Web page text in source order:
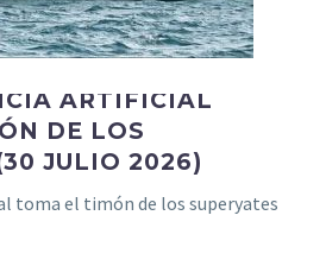
ARTIFICIAL
DE LOS
JULIO 2026)
toma el timón de los superyates